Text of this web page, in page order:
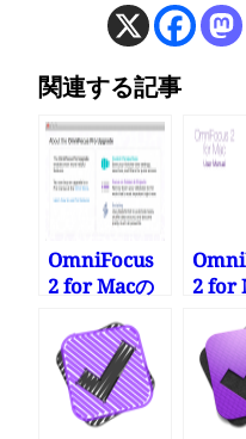
関連する記事
OmniFocus
2 for Macの
ット
2 for
入れ